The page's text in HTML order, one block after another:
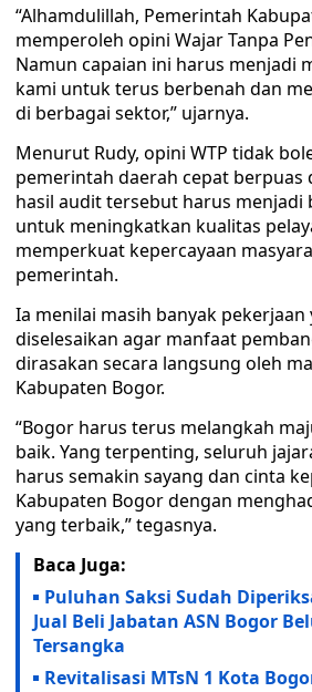
“Alhamdulillah, Pemerintah
memperoleh opini Wajar Tanpa
Namun capaian ini harus menjadi
kami untuk terus berbenah dan
di berbagai sektor,” ujarnya.
Menurut Rudy, opini WTP tidak
pemerintah daerah cepat berpuas
hasil audit tersebut harus menjadi
untuk meningkatkan kualitas
memperkuat kepercayaan
pemerintah.
Ia menilai masih banyak pekerjaan
diselesaikan agar manfaat
dirasakan secara langsung oleh
Kabupaten Bogor.
“Bogor harus terus melangkah
baik. Yang terpenting, seluruh
harus semakin sayang dan cinta
Kabupaten Bogor dengan
yang terbaik,” tegasnya.
Baca Juga:
Puluhan Saksi Sudah
Jual Beli Jabatan ASN Bogor
Tersangka
Revitalisasi MTsN 1 Kota